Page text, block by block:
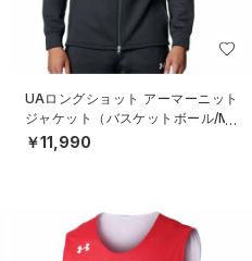
UAロングショット アーマーニット
ジャケット（バスケットボール/ME
N）
￥11,990